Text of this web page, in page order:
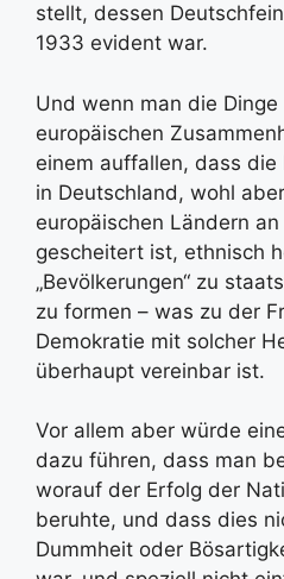
stellt, dessen
1933 evident war.
Und wenn man die
europäischen
einem auffallen, dass
in Deutschland, wohl
europäischen Ländern
gescheitert ist, ethnisch
„Bevölkerungen“ zu
zu formen – was zu der
Demokratie mit solcher
überhaupt vereinbar ist.
Vor allem aber würde
dazu führen, dass man
worauf der Erfolg der
beruhte, und dass dies
Dummheit oder